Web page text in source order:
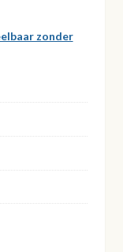
zonder